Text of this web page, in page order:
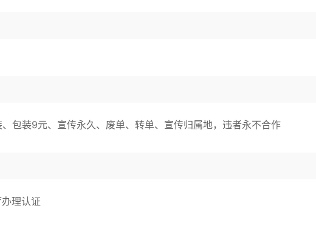
包装9元、宣传永久、废单、转单、宣传归属地，违者永不合作
理认证